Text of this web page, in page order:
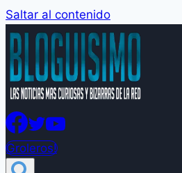
Saltar al contenido
Groleros!